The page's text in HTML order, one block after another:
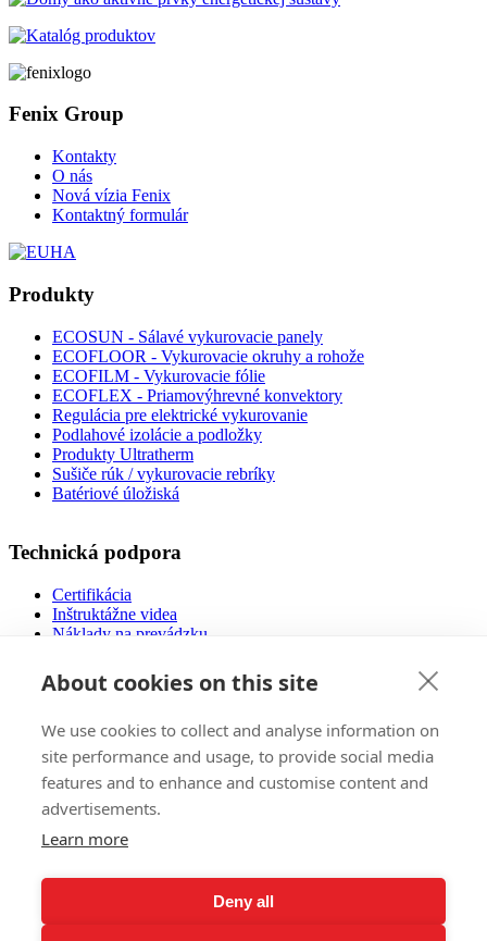
Fenix Group
Kontakty
O nás
Nová vízia Fenix
Kontaktný formulár
Produkty
ECOSUN - Sálavé vykurovacie panely
ECOFLOOR - Vykurovacie okruhy a rohože
ECOFILM - Vykurovacie fólie
ECOFLEX - Priamovýhrevné konvektory
Regulácia pre elektrické vykurovanie
Podlahové izolácie a podložky
Produkty Ultratherm
Sušiče rúk / vykurovacie rebríky
Batériové úložiská
Technická podpora
Certifikácia
Inštruktážne videa
Náklady na prevádzku
Návrh podlahového vykurovania
Súbory na stiahnutie
Nízkoenergetické domy
Predaj
E-Shop
Zahraničné trhy
Všeobecné obchodné podmienky
About cookies on this site
We use cookies to collect and analyse information on
site performance and usage, to provide social media
features and to enhance and customise content and
advertisements.
Learn more
Deny all